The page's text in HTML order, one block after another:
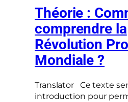
Théorie :
comprendre la
Révolution
Mondiale ?
Translator Ce texte
introduction pour